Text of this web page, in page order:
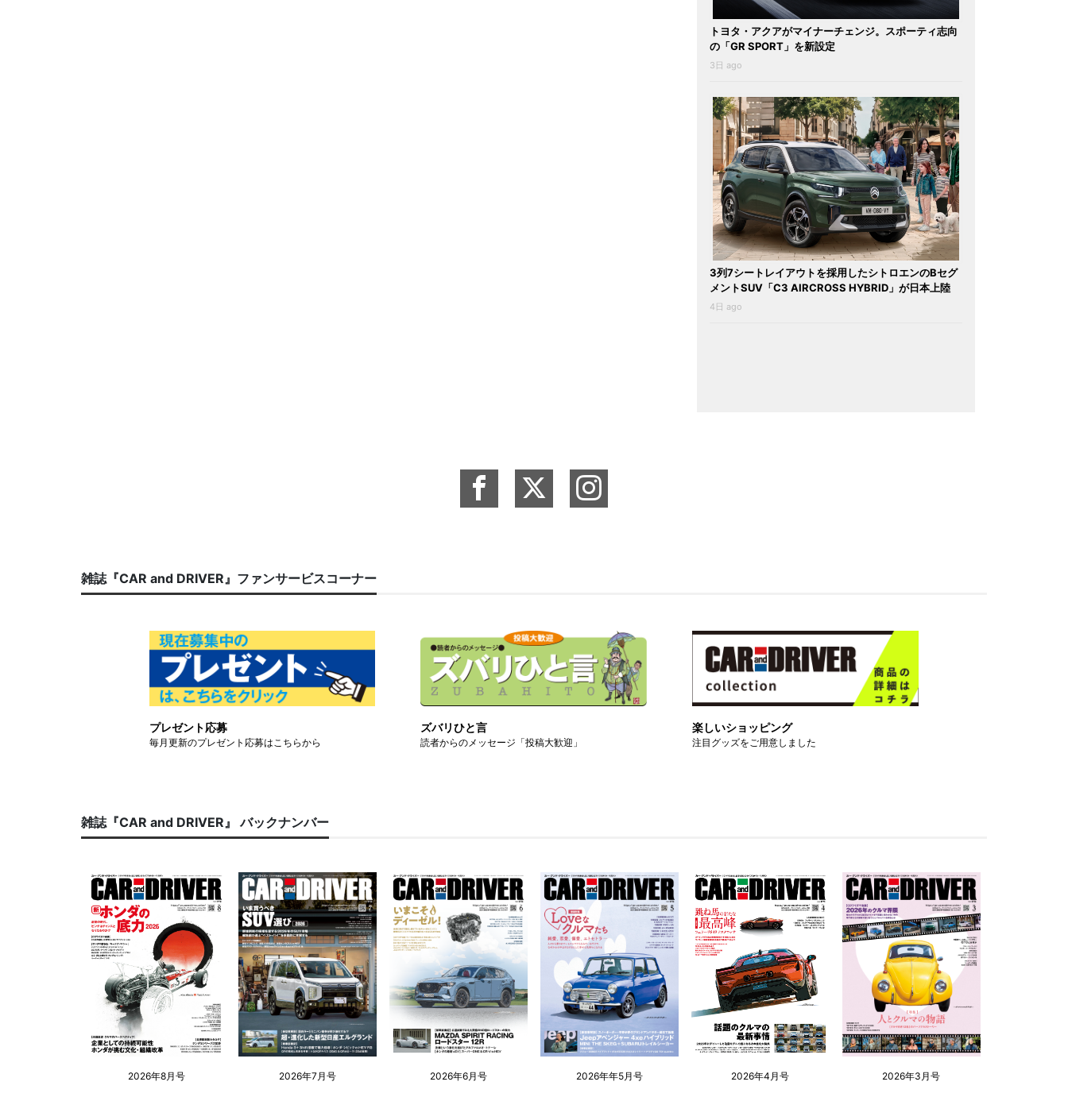
トヨタ・アクアがマイナーチェンジ。スポーティ志向
の「GR SPORT」を新設定
3日 ago
3列7シートレイアウトを採用したシトロエンのBセグ
メントSUV「C3 AIRCROSS HYBRID」が日本上陸
4日 ago
雑誌『CAR and DRIVER』ファンサービスコーナー
プレゼント応募
毎月更新のプレゼント応募はこちらから
ズバリひと言
読者からのメッセージ「投稿大歓迎」
楽しいショッピング
注目グッズをご用意しました
雑誌『CAR and DRIVER』 バックナンバー
2026年8月号 2026年7月号 2026年6月号 2026年年5月号 2026年4月号 2026年3月号